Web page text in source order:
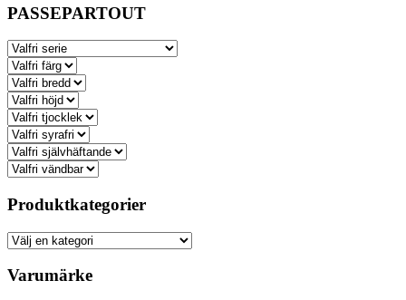
alternativen
väljas
på
produktsidan
PASSEPARTOUT
Produktkategorier
Varumärke